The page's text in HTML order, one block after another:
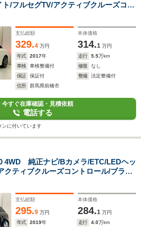
/フルセグTV/アクティブクルーズコン
ットモニター/ステアリングアシスト/
プ/シートヒーター/スマートキー/キー
支払総額
329.4 万円
本体価格
314.1 万円
年式
2017年 走行 5.5万km
車検
車検整備付 修復
なし
保証
保証付 整備
法定整備付
住所
群馬県前橋市
今すぐ在庫確認・見積依頼
電話する
ンに付いています
4WD 純正ナビ/Bカメラ/ETC/LEDヘッ
クティブクルーズコントロール/ブライ
ッドブレーキキャリパー/パドルシフ
シート/スマートキー/キーレス
支払総額
295.9 万円
本体価格
284.1 万円
年式
2019年 走行 4.0万km